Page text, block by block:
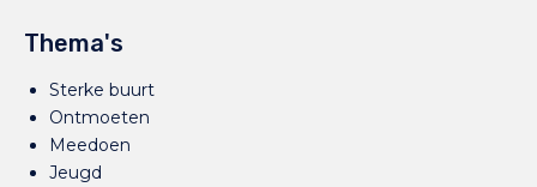
Thema's
Sterke buurt
Ontmoeten
Meedoen
Jeugd